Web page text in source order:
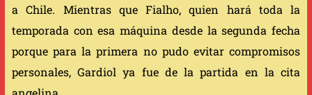
a Chile. Mientras que Fialho, quien hará toda la
temporada con esa máquina desde la segunda fecha
porque para la primera no pudo evitar compromisos
personales, Gardiol ya fue de la partida en la cita